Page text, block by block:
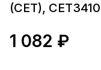
(CET),
1 082 ₽